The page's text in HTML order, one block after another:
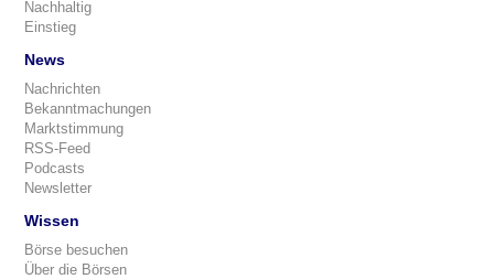
Nachhaltig
Einstieg
News
Nachrichten
Bekanntmachungen
Marktstimmung
RSS-Feed
Podcasts
Newsletter
Wissen
Börse besuchen
Über die Börsen